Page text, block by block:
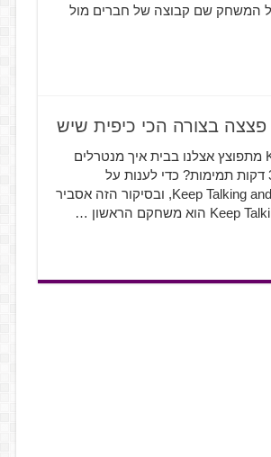
המשחק שם קבוצה של חברים מול
טיק, טק, טיק, טק *בום*- Keep Talking and Nobody Explodes מתפוצץ אצלנו בבית איך מנטרלים
פצצה בלי לדעת לנטרל פצצה? איך אפשר להסביר כל דבר ב-3 דקות תמימות? כדי לענות על
השאלות הללו, אתם תהיו חייבים לשחק ב-Keep Talking and Nobody Explodes, ובסיקור הזה אסביר